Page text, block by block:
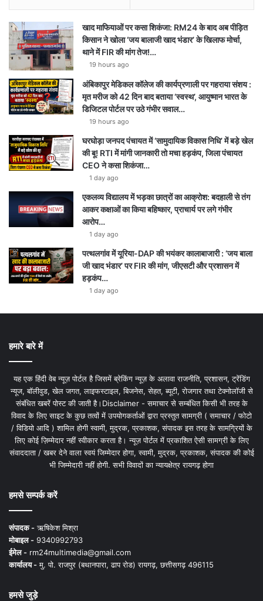
T
u
b
e
t
a
g
r
a
e
g
a
m
t
s
p
p
खाद माफियाओं पर कसा शिकंजा: RM24 के बाद अब पीड़ित
किसान ने खोला ‘जय बालाजी खाद भंडार’ के खिलाफ मोर्चा,
थाने में FIR की मांग तेज!…
19 hours ago
अंबिकापुर मेडिकल कॉलेज की कार्यप्रणाली पर गहराया संशय :
मृत मरीज को 42 दिन बाद बताया ‘स्वस्थ’, आयुष्मान भारत के
डिजिटल पोर्टल पर उठे गंभीर सवाल…
19 hours ago
घरघोड़ा जनपद पंचायत में ‘सामुदायिक विकास निधि’ में बड़े खेल
की बू! RTI में मांगी जानकारी तो मचा हड़कंप, जिला पंचायत
CEO ने कसा शिकंजा…
1 day ago
एकलव्य विद्यालय में भड़का छात्रों का आक्रोश: बदहाली से तंग
आकर कक्षाओं का किया बहिष्कार, प्राचार्य पर लगे गंभीर
आरोप…
1 day ago
पत्थलगांव में यूरिया-DAP की भयंकर कालाबाजारी : ‘जय बाला
जी खाद भंडार’ पर FIR की मांग, जीएसटी और प्रशासन में
हड़कंप…
1 day ago
हमारे बारे में
यह एक हिंदी वेब न्यूज़ पोर्टल है जिसमें ब्रेकिंग न्यूज़ के अलावा राजनीति, प्रशासन, ट्रेंडिंग
न्यूज, बॉलीवुड, खेल जगत, लाइफस्टाइल, बिजनेस, सेहत, ब्यूटी, रोजगार तथा टेक्नोलॉजी से
संबंधित खबरें पोस्ट की जाती है।Disclaimer - समाचार से सम्बंधित किसी भी तरह के
विवाद के लिए साइट के कुछ तत्वों में उपयोगकर्ताओं द्वारा प्रस्तुत सामग्री ( समाचार / फोटो
/ विडियो आदि ) शामिल होगी स्वामी, मुद्रक, प्रकाशक, संपादक इस तरह के सामग्रियों के
लिए कोई ज़िम्मेदार नहीं स्वीकार करता है। न्यूज़ पोर्टल में प्रकाशित ऐसी सामग्री के लिए
संवाददाता / खबर देने वाला स्वयं जिम्मेदार होगा, स्वामी, मुद्रक, प्रकाशक, संपादक की कोई
भी जिम्मेदारी नहीं होगी. सभी विवादों का न्यायक्षेत्र रायगढ़ होगा
हमसे सम्पर्क करें
संपादक -ऋषिकेश मिश्रा
मोबाइल - 9340992793
ईमेल - rm24multimedia@gmail.com
कार्यालय -मु. पो. राजपुर (बथानपारा, ढाप रोड) रायगढ़, छत्तीसगढ़ 496115
हमसे जुड़े